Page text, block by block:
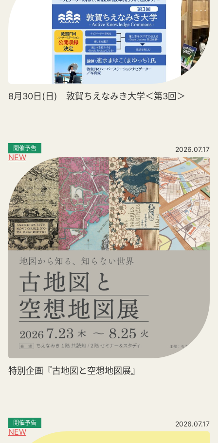
8月30日(日) 敦賀ちえなみき大学＜第3回＞
NEW
開催予告 2026.07.17
特別企画『古地図と空想地図展』
NEW
開催予告 2026.07.17